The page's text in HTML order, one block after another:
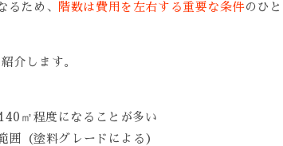
るため、 階数は費用を左右する重要な条件のひ
介します。
㎡程度になることが多い
（塗料グレードによる）